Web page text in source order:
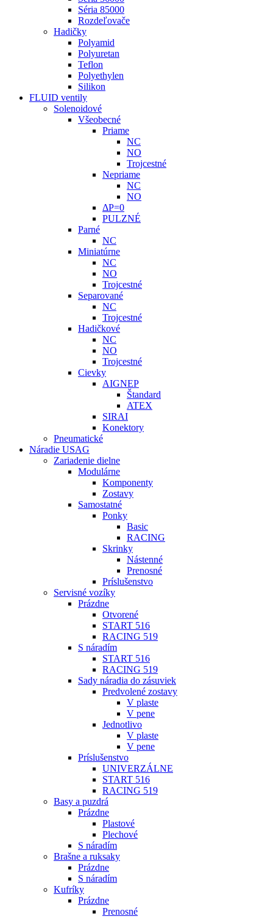
Séria 85000
Rozdeľovače
Hadičky
Polyamid
Polyuretan
Teflon
Polyethylen
Silikon
FLUID ventily
Solenoidové
Všeobecné
Priame
NC
NO
Trojcestné
Nepriame
NC
NO
ΔP=0
PULZNÉ
Parné
NC
Miniatúrne
NC
NO
Trojcestné
Separované
NC
Trojcestné
Hadičkové
NC
NO
Trojcestné
Cievky
AIGNEP
Štandard
ATEX
SIRAI
Konektory
Pneumatické
Náradie USAG
Zariadenie dielne
Modulárne
Komponenty
Zostavy
Samostatné
Ponky
Basic
RACING
Skrinky
Nástenné
Prenosné
Príslušenstvo
Servisné vozíky
Prázdne
Otvorené
START 516
RACING 519
S náradím
START 516
RACING 519
Sady náradia do zásuviek
Predvolené zostavy
V plaste
V pene
Jednotlivo
V plaste
V pene
Príslušenstvo
UNIVERZÁLNE
START 516
RACING 519
Basy a puzdrá
Prázdne
Plastové
Plechové
S náradím
Brašne a ruksaky
Prázdne
S náradím
Kufríky
Prázdne
Prenosné